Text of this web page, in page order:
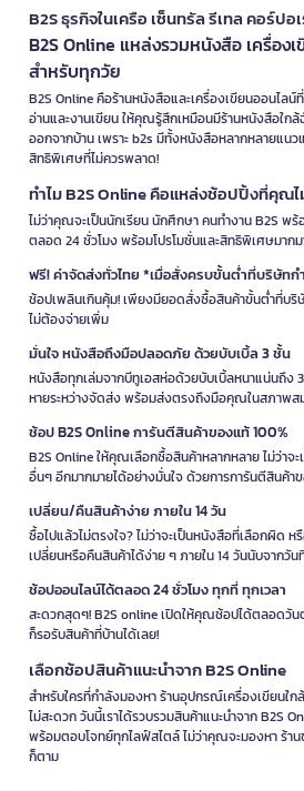
B2S ธุรกิจในเครือ เซ็นทรัล รีเทล คอร์ป
B2S Online แหล่งรวมหนังสือ เครื่อง
สำหรับทุกวัย
B2S Online คือร้านหนังสือและเครื่องเขียนออนไล
อ่านและงานเขียน ให้คุณรู้สึกเหมือนมีร้านหนังสือใก
ออกจากบ้าน เพราะ b2s มีทั้งหนังสือหลากหลายแน
สิทธิพิเศษที่ไม่ควรพลาด!
ทำไม B2S Online คือแหล่งช้อปปิ้งที่คุณ
ไม่ว่าคุณจะเป็นนักเรียน นักศึกษา คนทำงาน B2S
ตลอด 24 ชั่วโมง พร้อมโปรโมชั่นและสิทธิพิเศษมาก
ฟรี! ค่าจัดส่งทั่วไทย *เมื่อสั่งครบขั้นต่ำที่บริษัท
ช้อปเพลินเกินคุ้ม! เพียงมียอดสั่งซื้อสินค้าขั้นต่ำที่บ
ไม่ต้องจ่ายเพิ่ม
มั่นใจ หนังสือถึงมือปลอดภัย ด้วยบับเบิ้ล 3 ชั้น
หนังสือทุกเล่มจากบีทูเอสห่อด้วยบับเบิ้ลหนาแน่นถึง
หายระหว่างจัดส่ง พร้อมส่งตรงถึงมือคุณในสภาพ
ช้อป B2S Online การันตีสินค้าของแท้ 100%
B2S Online ให้คุณเลือกซื้อสินค้าหลากหลาย ไม่ว่าจ
อื่นๆ อีกมากมายได้อย่างมั่นใจ ด้วยการการันตีสินค้า
เปลี่ยน/คืนสินค้าง่าย ภายใน 14 วัน
ซื้อไปแล้วไม่ตรงใจ? ไม่ว่าจะเป็นหนังสือที่เลือกผิด
เปลี่ยนหรือคืนสินค้าได้ง่าย ๆ ภายใน 14 วันนับจากวัน
ช้อปออนไลน์ได้ตลอด 24 ชั่วโมง ทุกที่ ทุกเวลา
สะดวกสุดๆ! B2S online เปิดให้คุณช้อปได้ตลอดวัน
ก็รอรับสินค้าที่บ้านได้เลย!
เลือกช้อปสินค้าแนะนำจาก B2S Online
สำหรับใครที่กำลังมองหา ร้านอุปกรณ์เครื่องเขียนใก
ไม่สะดวก วันนี้เราได้รวบรวมสินค้าแนะนำจาก B2S
พร้อมตอบโจทย์ทุกไลฟ์สไตล์ ไม่ว่าคุณจะมองหา ร้า
ก็ตาม